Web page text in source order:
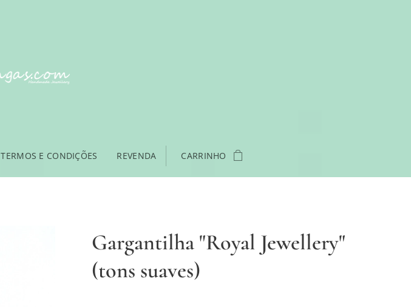
TERMOS E CONDIÇÕES REVENDA CARRINHO
Gargantilha "Royal Jewellery"
(tons suaves)